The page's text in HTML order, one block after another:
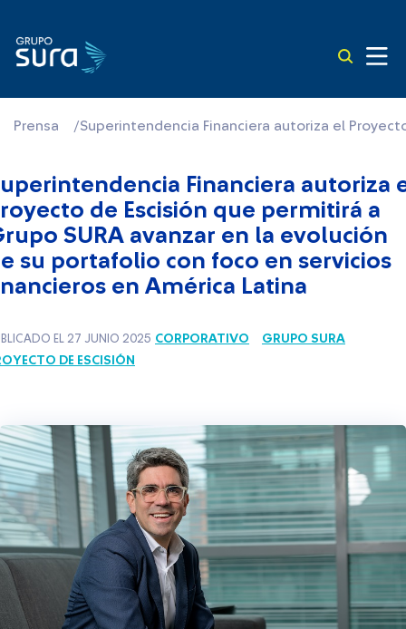
Prensa /Superintendencia Financiera autoriza el
Financiera autoriza
de Escisión que permitirá a
SURA avanzar en la evolución
su portafolio con foco en servicios
en América Latina
EL 27 JUNIO 2025 CORPORATIVO
GRUPO SURA
DE ESCISIÓN